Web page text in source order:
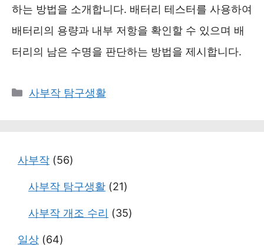
하는 방법을 소개합니다. 배터리 테스터를 사용하여
배터리의 용량과 내부 저항을 확인할 수 있으며 배
터리의 남은 수명을 판단하는 방법을 제시합니다.
카
사부작 탐구생활
사부작 (56)
사부작 탐구생활 (21)
사부작 개조 수리 (35)
일상 (64)